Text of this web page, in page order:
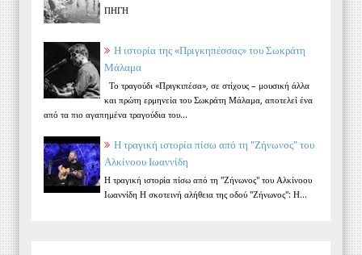
ΠΗΓΗ
Η ιστορία της «Πριγκηπέσσας» του Σωκράτη
Μάλαμα
Το τραγούδι «Πριγκιπέσα», σε στίχους – μουσική άλλα
και πρώτη ερμηνεία του Σωκράτη Μάλαμα, αποτελεί ένα
από τα πιο αγαπημένα τραγούδια του...
Η τραγική ιστορία πίσω από τη "Ζήνωνος" του
Αλκίνοου Ιωαννίδη
Η τραγική ιστορία πίσω από τη "Ζήνωνος" του Αλκίνοου
Ιωαννίδη Η σκοτεινή αλήθεια της οδού "Ζήνωνος": Η...